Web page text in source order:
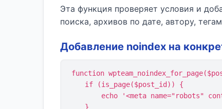
Эта функция проверяет условия и
поиска, архивов по дате, автору,
Добавление noindex на
function